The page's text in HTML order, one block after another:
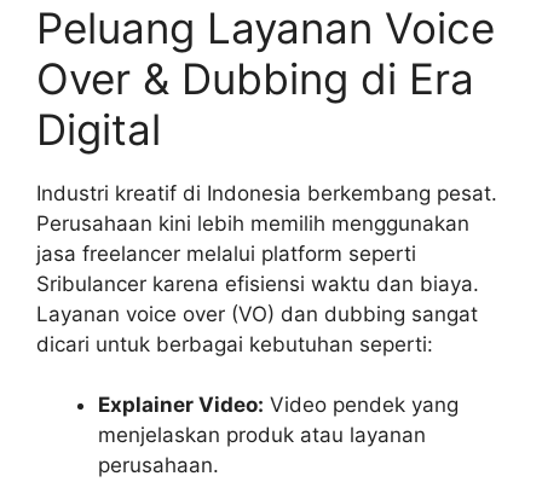
Peluang Layanan Voice
Over & Dubbing di Era
Digital
Industri kreatif di Indonesia berkembang pesat.
Perusahaan kini lebih memilih menggunakan
jasa freelancer melalui platform seperti
Sribulancer karena efisiensi waktu dan biaya.
Layanan voice over (VO) dan dubbing sangat
dicari untuk berbagai kebutuhan seperti:
Explainer Video: Video pendek yang
menjelaskan produk atau layanan
perusahaan.